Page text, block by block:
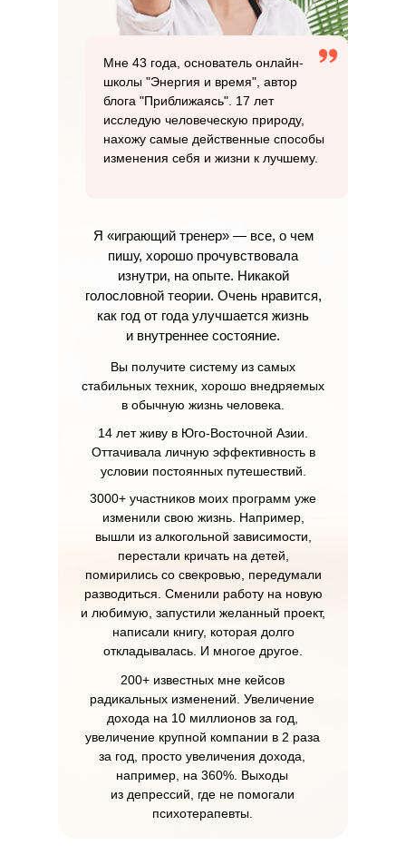
Я «играющий тренер» — все, о чем
пишу, хорошо прочувствовала
изнутри, на опыте. Никакой
голословной теории. Очень нравится,
как год от года улучшается жизнь
и внутреннее состояние.
200+ известных мне кейсов
радикальных изменений. Увеличение
дохода на 10 миллионов за год,
увеличение крупной компании в 2 раза
за год, просто увеличения дохода,
например, на 360%. Выходы
из депрессий, где не помогали
психотерапевты.
Вы получите систему из самых
стабильных техник, хорошо внедряемых
в обычную жизнь человека.
14 лет живу в Юго-Восточной Азии.
Оттачивала личную эффективность в
условии постоянных путешествий.
3000+ участников моих программ уже
изменили свою жизнь. Например,
вышли из алкогольной зависимости,
перестали кричать на детей,
помирились со свекровью, передумали
разводиться. Сменили работу на новую
и любимую, запустили желанный проект,
написали книгу, которая долго
откладывалась. И многое другое.
Мне 43 года, основатель онлайн-
школы "Энергия и время", автор
блога "Приближаясь". 17 лет
исследую человеческую природу,
нахожу самые действенные способы
изменения себя и жизни к лучшему.